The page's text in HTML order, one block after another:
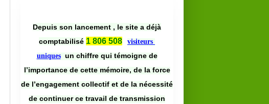
Depuis son lancement , le site a déjà
comptabilisé 1 806 508
visiteurs
uniques un chiffre qui témoigne de
l’importance de cette mémoire, de la force
de l’engagement collectif et de la nécessité
de continuer ce travail de transmission